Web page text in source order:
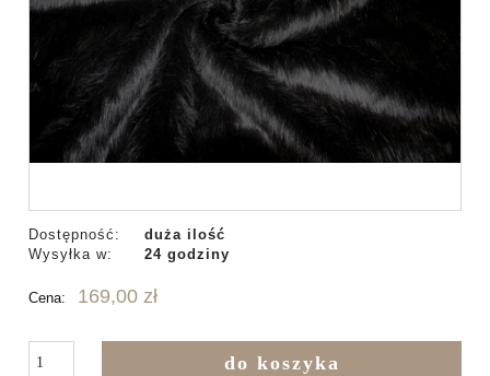
Dostępność:
duża ilość
Wysyłka w:
24 godziny
Cena: 169,00 zł
do koszyka